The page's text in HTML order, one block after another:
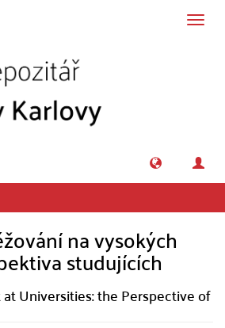
na vysokých
studujících
Universities: the Perspective of